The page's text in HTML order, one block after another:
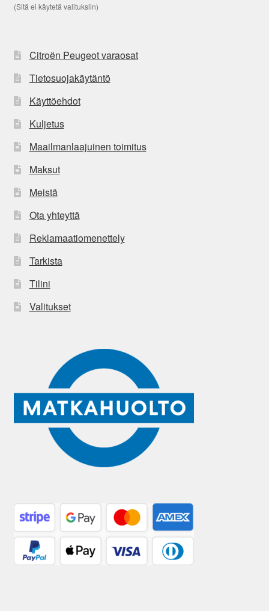
(Sitä ei käytetä valituksiin)
Citroën Peugeot varaosat
Tietosuojakäytäntö
Käyttöehdot
Kuljetus
Maailmanlaajuinen toimitus
Maksut
Meistä
Ota yhteyttä
Reklamaatiomenettely
Tarkista
Tilini
Valitukset